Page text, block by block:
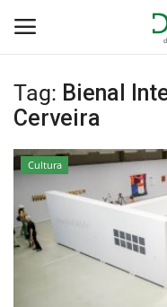
Login
Home
...by Descla
Desporto
Tag: Bienal
Cerveira
Cultura